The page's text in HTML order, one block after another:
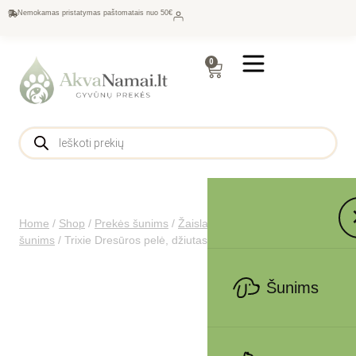
Nemokamas pristatymas paštomatais nuo 50€
0
Šunims
Home / Shop / Prekės šunims / Žaislai
šunims / Trixie Dresūros pelė, džiutas, ø 4×26 cm-53 cm